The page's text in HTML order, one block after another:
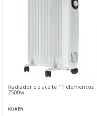
Radiador de aceite 11 elementos
2500w.
KUKEN